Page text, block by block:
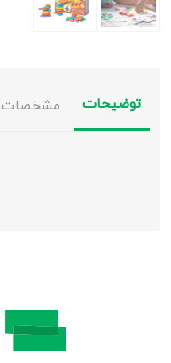
توضیحات مشخصات